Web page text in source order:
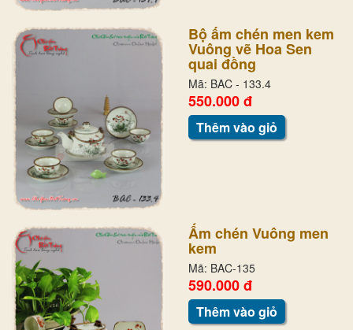
Bộ ấm chén men kem
Vuông vẽ Hoa Sen
quai đồng
Mã: BAC - 133.4
550.000 đ
Thêm vào giỏ
Ấm chén Vuông men
kem
Mã: BAC-135
590.000 đ
Thêm vào giỏ